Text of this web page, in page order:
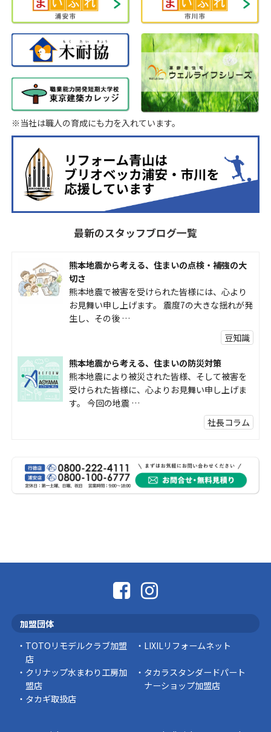
※当社は職人の育成にも力を入れています。
最新のスタッフブログ一覧
熊本地震から考える、住まいの点検・補強の大
切さ
熊本地震で被害を受けられた皆様には、心より
お見舞い申し上げます。 震度7の大きな揺れが発
生し、その後 …
豆知識
熊本地震から考える、住まいの防災対策
熊本地震により被災された皆様、そして被害を
受けられた皆様に、心よりお見舞い申し上げま
す。 今回の地震 …
社長コラム
外壁の色あせやひび割れが気になり始めると、
「そろそろ塗り替えが必要かな？」 「訪問営業
に勧められた …
中にインターホンが鳴っていた… 宅配便を受 …
加盟団体
TOTOリモデルクラブ加盟
店
LIXILリフォームネット
クリナップ水まわり工房加
盟店
タカラスタンダードパート
ナーショップ加盟店
タカギ取扱店